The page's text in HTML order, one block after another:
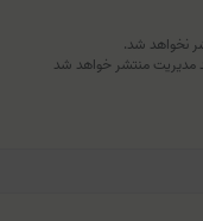
نخواهد شد.
مدیریت منتشر خواهد شد